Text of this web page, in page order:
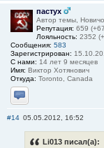
пастух
Автор темы,
Репутация: 659
Лояльность: 2352
Сообщения: 583
Зарегистрирован:
С нами: 14 лет 9 месяцев
Имя: Виктор Хотянович
Откуда: Toronto, Canada
Отправить
#14 05.05.2012, 16:52
Li013 писал(а):